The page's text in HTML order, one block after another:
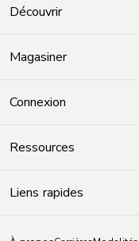
Découvrir
Magasiner
Connexion
Ressources
Liens rapides